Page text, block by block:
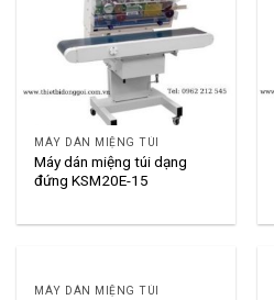
MÁY DÁN MIỆNG TÚI
Máy dán miệng túi dạng
đứng KSM20E-15
MÁY DÁN MIỆNG TÚI